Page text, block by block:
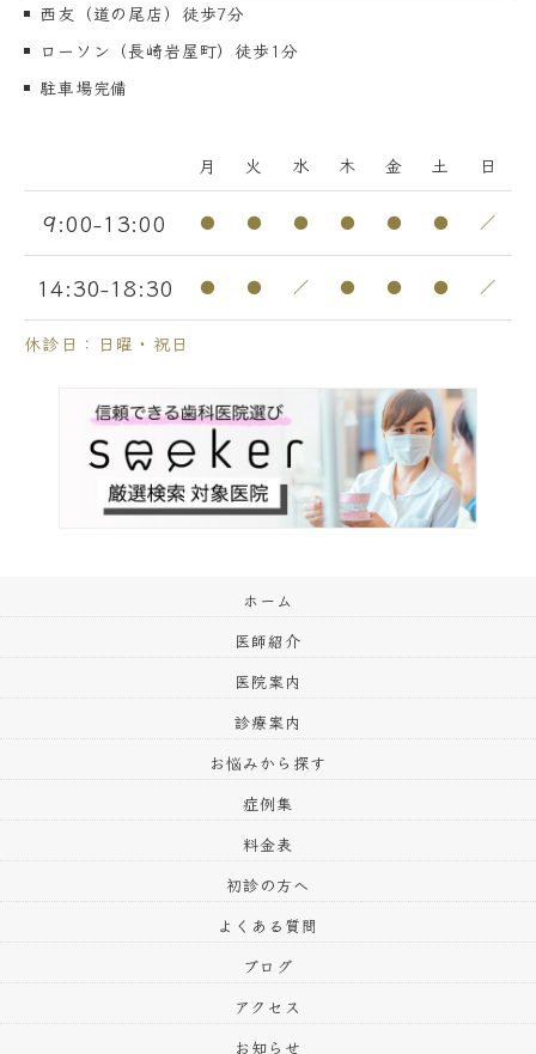
西友（道の尾店）徒歩7分
ローソン（長崎岩屋町）徒歩1分
駐車場完備
月 火 水 木 金 土 日
9:00-13:00 ● ● ● ● ● ● ／
14:30-18:30 ● ● ／ ● ● ● ／
休診日：日曜・祝日
ホーム
医師紹介
医院案内
診療案内
お悩みから探す
症例集
料金表
初診の方へ
よくある質問
ブログ
アクセス
お知らせ